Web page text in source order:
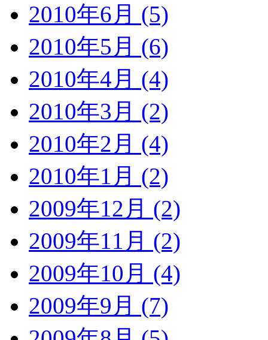
2010年6月 (5)
2010年5月 (6)
2010年4月 (4)
2010年3月 (2)
2010年2月 (4)
2010年1月 (2)
2009年12月 (2)
2009年11月 (2)
2009年10月 (4)
2009年9月 (7)